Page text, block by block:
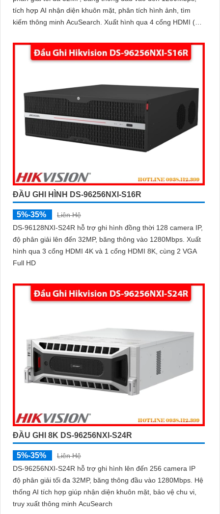
tích hợp AI nhận diện khuôn mặt, phân tích hình ảnh, tìm
kiếm thông minh AcuSearch. Xuất hình qua 4 cổng HDMI (3
ĐẦU GHI HÌNH DS-96256NXI-S16R
5%-35%
Liên Hệ
DS-96128NXI-S24R hỗ trợ ghi hình đồng thời 128 camera IP,
độ phân giải lên đến 32MP, băng thông vào 1280Mbps. Xuất
hình qua 3 cổng HDMI 4K và 1 cổng HDMI 8K, cùng 2 VGA
Full HD
ĐẦU GHI 8K DS-96256NXI-S24R
5%-35%
Liên Hệ
DS-96256NXI-S24R hỗ trợ ghi hình lên đến 256 camera IP
độ phân giải tối đa 32MP, băng thông đầu vào 1280Mbps. Hệ
thống AI tích hợp giúp nhận diện khuôn mặt, bảo vệ chu vi,
truy xuất thông minh AcuSearch